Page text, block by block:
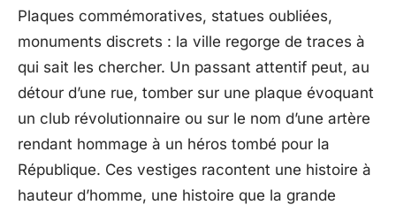
Plaques commémoratives, statues oubliées,
monuments discrets : la ville regorge de traces à
qui sait les chercher. Un passant attentif peut, au
détour d’une rue, tomber sur une plaque évoquant
un club révolutionnaire ou sur le nom d’une artère
rendant hommage à un héros tombé pour la
République. Ces vestiges racontent une histoire à
hauteur d’homme, une histoire que la grande